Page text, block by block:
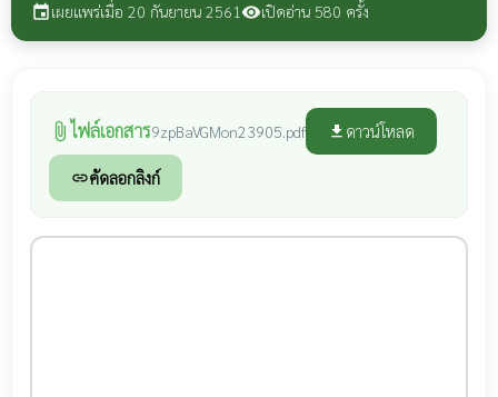
eventเผยแพร่เมื่อ 20 กันยายน 2561 visibilityเปิดอ่าน 580 ครั้ง
attach_file ไฟล์เอกสาร9zpBaVGMon23905.pdf file_download ดาวน์โหลด
linkคัดลอกลิงก์